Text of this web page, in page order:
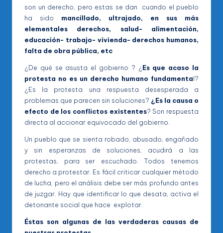
son un derecho, pero estas se dan cuando el pueblo
ha sido mancillado, ultrajado, en sus más
elementales derechos, salud- alimentación,
educación- trabajo- vivienda- derechos humanos,
falta de obra pública, etc
¿De qué se asusta el gobierno ? ¿Es que acaso la
protesta no es un derecho humano fundamental?
¿Es la protesta una respuesta desesperada a
problemas que parecen sin soluciones? ¿Es la causa o
efecto de los conflictos existentes? Son respuesta
directa al accionar equivocado del gobierno.
Un pueblo que se sienta robado, abusado, engañado
y sin esperanzas de soluciones, acudirá a las
protestas, para ser escuchado. Todos tenemos
derecho a protestar. Es fácil criticar cualquier método
de lucha, pero el análisis debe ser más profundo antes
de juzgar. Hay que identificar lo que desata, activa el
detonante social que hace explotar.
Éstas son algunas de las verdaderas causas de